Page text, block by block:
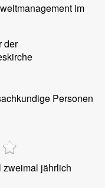
im
der
Personen
zweimal jährlich